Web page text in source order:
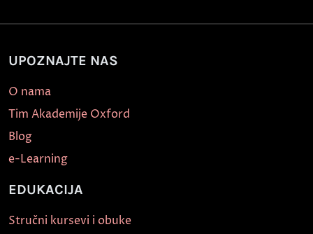
UPOZNAJTE NAS
O nama
Tim Akademije Oxford
Blog
e-Learning
EDUKACIJA
Stručni kursevi i obuke